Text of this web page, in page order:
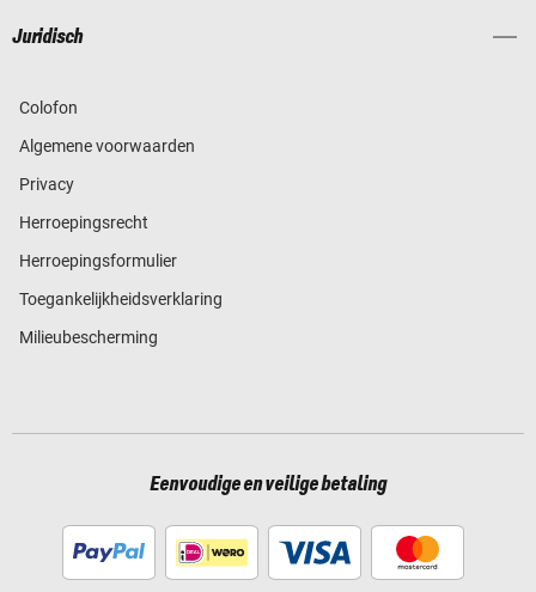
Juridisch
Colofon
Algemene voorwaarden
Privacy
Herroepingsrecht
Herroepingsformulier
Toegankelijkheidsverklaring
Milieubescherming
Eenvoudige en veilige betaling